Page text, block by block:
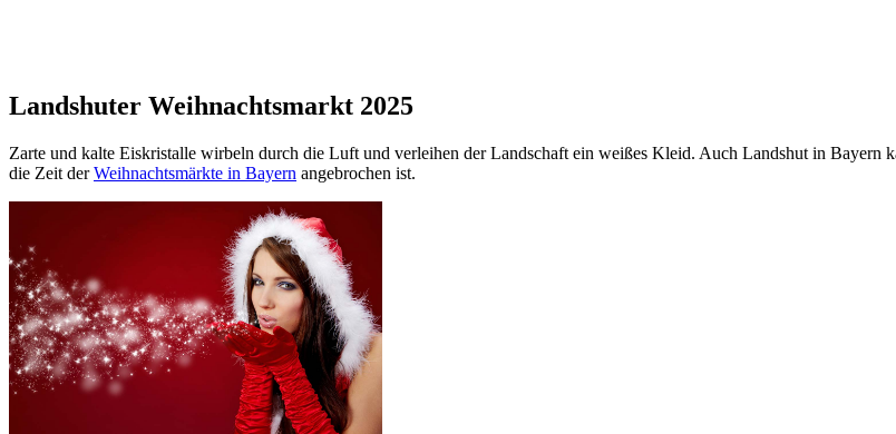
Landshuter Weihnachtsmarkt 2025
Zarte und kalte Eiskristalle wirbeln durch die Luft und verleihen der Landschaft ein weißes Kleid. Auch Landshut in Bayern
die Zeit derWeihnachtsmärkte in Bayern angebrochen ist.